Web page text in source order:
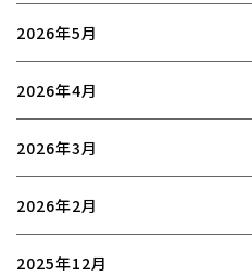
2026年5月
2026年4月
2026年3月
2026年2月
2025年12月